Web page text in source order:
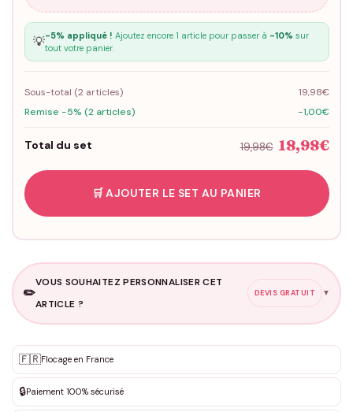
💡-5% appliqué ! Ajoutez encore 1 article pour passer à -10% sur
tout votre panier.
Sous-total (2articles)
19,98€
Remise -5% (2 articles)
-1,00€
Total du set 19,98€ 18,98€
🛒 AJOUTER LE SET AU PANIER
✏️
VOUS SOUHAITEZ PERSONNALISER CET
ARTICLE ?
DEVIS GRATUIT ▼
✨ Personnalisation sur mesure
DEVIS GRATUIT · Personnalisation de 3 à 10€ selon la demande
Que souhaitez-vous ?*
🇫🇷Flocage en France
🔒Paiement 100% sécurisé